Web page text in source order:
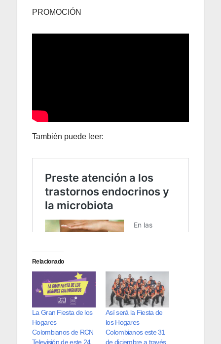
PROMOCIÓN
También puede leer:
Relacionado
La Gran Fiesta de los
Hogares
Colombianos de RCN
Televisión de este 24
Así será la Fiesta de
los Hogares
Colombianos este 31
de diciembre a través